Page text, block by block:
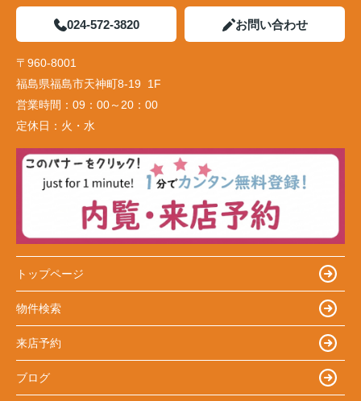
024-572-3820 お問い合わせ
〒960-8001
福島県福島市天神町8-19 1F
営業時間： 09：00～20：00
定休日： 火・水
トップページ
物件検索
来店予約
ブログ